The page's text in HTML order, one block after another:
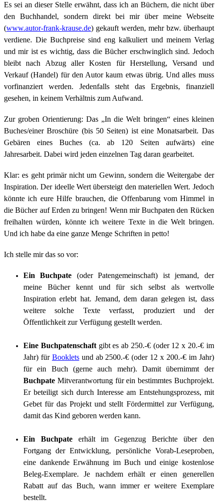
Es sei an dieser Stelle erwähnt, dass ich an Büchern, die nicht über
den Buchhandel, sondern direkt bei mir über meine Webseite
(www.autor-frank-krause.de) gekauft werden, mehr bzw. überhaupt
verdiene.Die Buchpreise sind eng kalkuliert und meinem Verlag
und mir ist es wichtig, dass die Bücher erschwinglich sind. Jedoch
bleibt nach Abzug aller Kosten für Herstellung, Versand und
Verkauf (Handel) für den Autor kaum etwas übrig. Und alles muss
vorfinanziert werden. Jedenfalls steht das Ergebnis, finanziell
gesehen, in keinem Verhältnis zum Aufwand.
Zur groben Orientierung: Das „In die Welt bringen“ eines kleinen
Buches/einer Broschüre (bis 50 Seiten) ist eine Monatsarbeit. Das
Gebären eines Buches (ca. ab 120 Seiten aufwärts) eine
Jahresarbeit. Dabei wird jeden einzelnen Tag daran gearbeitet.
Klar: es geht primär nicht um Gewinn, sondern die Weitergabe der
Inspiration. Der ideelle Wert übersteigt den materiellen Wert. Jedoch
könnte ich eure Hilfe brauchen, die Offenbarung vom Himmel in
die Bücher auf Erden zu bringen! Wenn mir Buchpaten den Rücken
freihalten würden, könnte ich weitere Texte in die Welt bringen.
Und ich habe da eine ganze Menge Schriften in petto!
Ich stelle mir das so vor:
Ein Buchpate (oder Patengemeinschaft) ist jemand, der
meine Bücher kennt und für sich selbst als wertvolle
Inspiration erlebt hat. Jemand, dem daran gelegen ist, dass
weitere solche Texte verfasst, produziert und der
Öffentlichkeit zur Verfügung gestellt werden.
Eine Buchpatenschaftgibt es ab 250.-€ (oder 12 x 20.-€ im
Jahr) für Bookletsund ab 2500.-€ (oder 12 x 200.-€ im Jahr)
für ein Buch (gerne auch mehr). Damit übernimmt der
Buchpate Mitverantwortung für ein bestimmtes Buchprojekt.
Er beteiligt sich durch Interesse am Entstehungsprozess, mit
Gebet für das Projekt und stellt Fördermittel zur Verfügung,
damit das Kind geboren werden kann.
Ein Buchpateerhält im Gegenzug Berichte über den
Fortgang der Entwicklung, persönliche Vorab-Leseproben,
eine dankende Erwähnung im Buch und einige kostenlose
Beleg-Exemplare. Je nachdem erhält er einen generellen
Rabatt auf das Buch, wann immer er weitere Exemplare
bestellt.